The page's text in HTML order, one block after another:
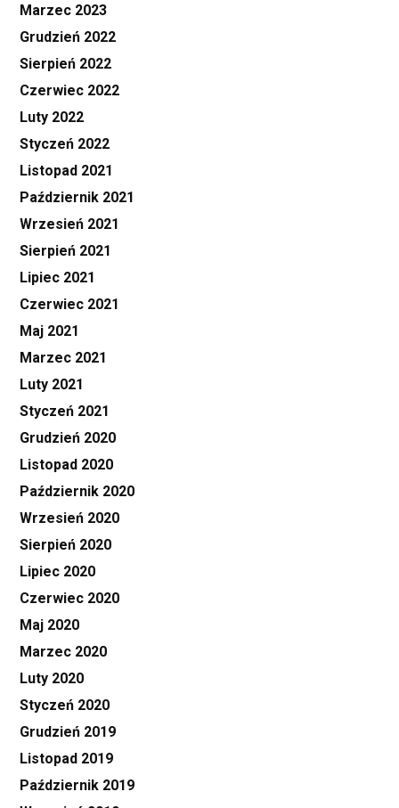
Marzec 2023
Grudzień 2022
Sierpień 2022
Czerwiec 2022
Luty 2022
Styczeń 2022
Listopad 2021
Październik 2021
Wrzesień 2021
Sierpień 2021
Lipiec 2021
Czerwiec 2021
Maj 2021
Marzec 2021
Luty 2021
Styczeń 2021
Grudzień 2020
Listopad 2020
Październik 2020
Wrzesień 2020
Sierpień 2020
Lipiec 2020
Czerwiec 2020
Maj 2020
Marzec 2020
Luty 2020
Styczeń 2020
Grudzień 2019
Listopad 2019
Październik 2019